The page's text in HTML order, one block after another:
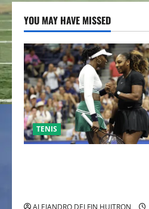
YOU MAY HAVE MISSED
TENIS
ALEJANDRO DELFIN HUITRON